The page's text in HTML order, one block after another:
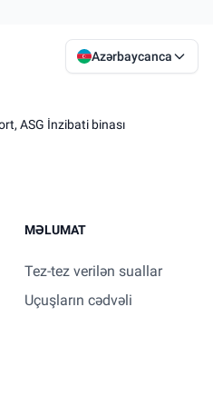
Azərbaycanca
ASG İnzibati binası
MƏLUMAT
Tez-tez verilən suallar
Uçuşların cədvəli